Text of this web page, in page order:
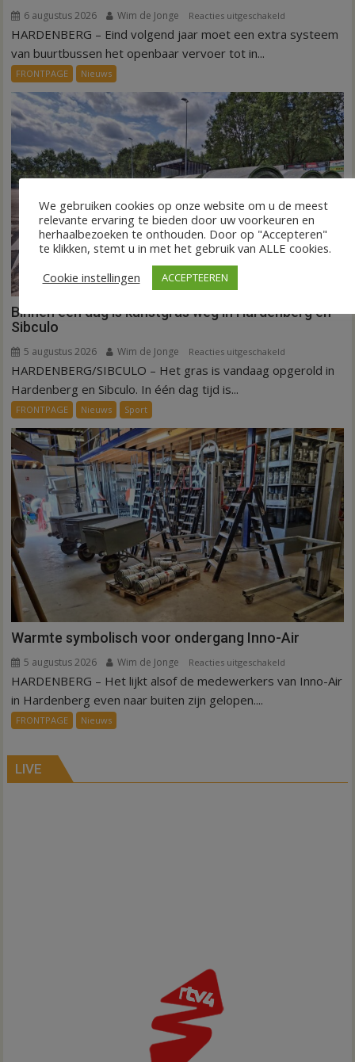
6 augustus 2026 Wim de Jonge Reacties uitgeschakeld
Nieuw
alle
kernen
Hardenberg
HARDENBERG – Eind volgend jaar moet een extra systeem
van buurtbussen het openbaar vervoer tot in...
FRONTPAGE Nieuws
Binnen een dag is kunstgras weg in Hardenberg en
Sibculo
5 augustus 2026 Wim de Jonge Reacties uitgeschakeld
Binnen
kunstgras
weg
in
Hardenberg
en
Sibculo
HARDENBERG/SIBCULO – Het gras is vandaag opgerold in
Hardenberg en Sibculo. In één dag tijd is...
FRONTPAGE Nieuws Sport
Warmte symbolisch voor ondergang Inno-Air
5 augustus 2026 Wim de Jonge Reacties uitgeschakeld
Warmte
HARDENBERG – Het lijkt alsof de medewerkers van Inno-Air
in Hardenberg even naar buiten zijn gelopen....
FRONTPAGE Nieuws
LIVE
We gebruiken cookies op onze website om u de meest
relevante ervaring te bieden door uw voorkeuren en
herhaalbezoeken te onthouden. Door op "Accepteren"
te klikken, stemt u in met het gebruik van ALLE cookies.
Cookie instellingen
ACCEPTEEREN